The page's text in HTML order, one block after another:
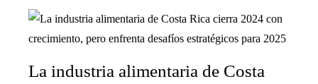
La industria alimentaria de Costa